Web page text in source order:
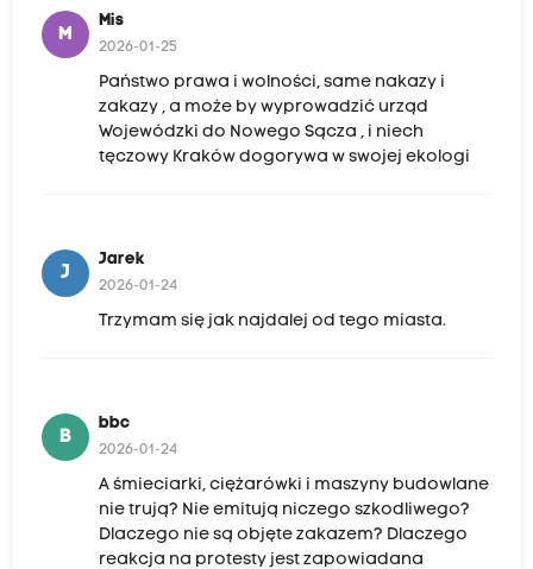
M
Mis
2026-01-25
Państwo prawa i wolności, same nakazy i
zakazy , a może by wyprowadzić urząd
Wojewódzki do Nowego Sącza , i niech
tęczowy Kraków dogorywa w swojej ekologi
J
Jarek
2026-01-24
Trzymam się jak najdalej od tego miasta.
B
bbc
2026-01-24
A śmieciarki, ciężarówki i maszyny budowlane
nie trują? Nie emitują niczego szkodliwego?
Dlaczego nie są objęte zakazem? Dlaczego
reakcja na protesty jest zapowiadana